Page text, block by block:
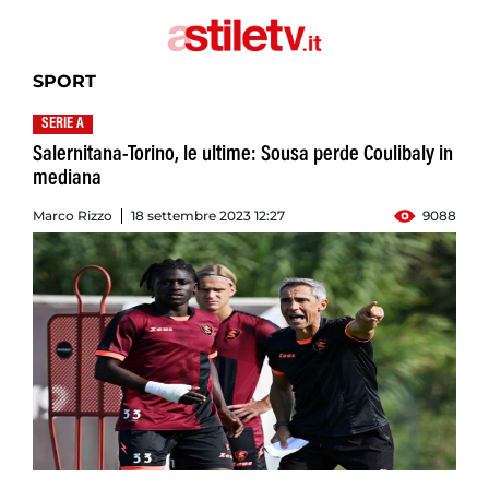
SPORT
SERIE A
Salernitana-Torino, le ultime: Sousa perde Coulibaly in
mediana
Marco Rizzo 18 settembre 2023 12:27 9088